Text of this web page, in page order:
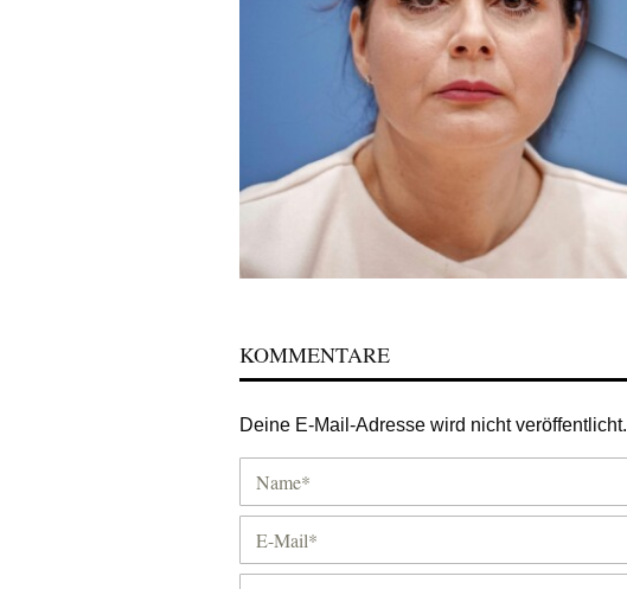
KOMMENTARE
Deine E-Mail-Adresse wird nicht veröffentlicht.